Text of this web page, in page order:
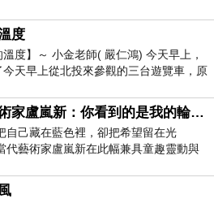
Barbaro
度
溫度】～ 小金老師( 嚴仁鴻) 今天早上，
今天早上從北投來參觀的三台遊覽車，原
經差不多要安靜下來，卻發
當代藝術家盧嵐新：你看到的是我的輪廓，還是你的故事？——藏在藍色裡的希望與光
自己藏在藍色裡，卻把希望留在光
代藝術家盧嵐新在此幅兼具童趣靈動與
新作中，用湛藍的羽翼般色塊包覆著